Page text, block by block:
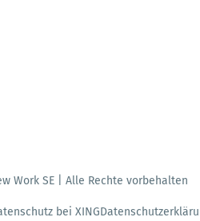
Work SE | Alle Rechte vorbehalten
bei XING